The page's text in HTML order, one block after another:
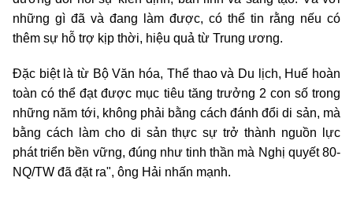
những gì đã và đang làm được, có thể tin rằng nếu có
thêm sự hỗ trợ kịp thời, hiệu quả từ Trung ương.
Đặc biệt là từ Bộ Văn hóa, Thể thao và Du lịch, Huế hoàn
toàn có thể đạt được mục tiêu tăng trưởng 2 con số trong
những năm tới, không phải bằng cách đánh đổi di sản, mà
bằng cách làm cho di sản thực sự trở thành nguồn lực
phát triển bền vững, đúng như tinh thần mà Nghị quyết 80-
NQ/TW đã đặt ra", ông Hải nhấn mạnh.